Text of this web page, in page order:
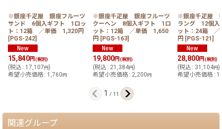
※銀座千疋屋 銀座フルーツ
サンド 6個入ギフト 1ロッ
ト：12箱 ／単価 1,320円
[PGS-242]
15,840円(税別)
(税込 : 17,107円)
希望小売価格 : 1,760円
※銀座千疋屋 銀座フルーツ
クーヘン 8個入ギフト 1ロ
ット：12箱 ／単価 1,650
円 [PGS-163]
19,800円(税別)
(税込 : 21,384円)
希望小売価格 : 2,200円
※銀座千疋屋
ラング 12個
ット：24箱
円 [PGS-121]
28,800円(税別)
(税込 : 31,104円)
希望小売価格 :
1 / 11
関連グループ